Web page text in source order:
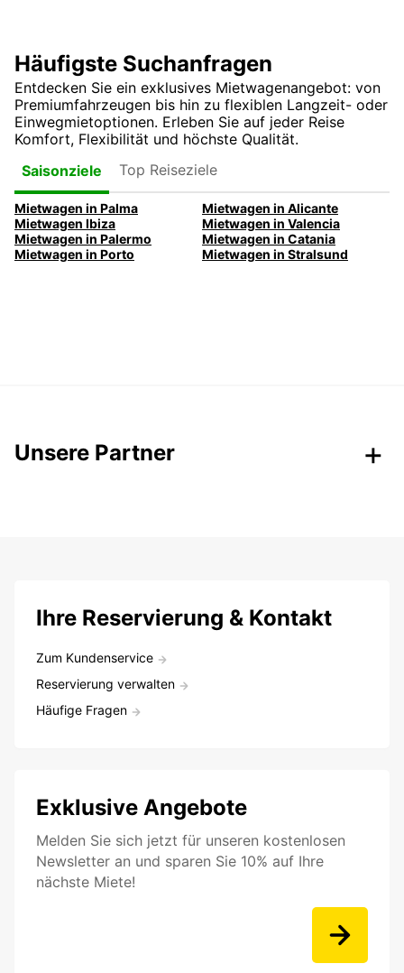
Häufigste Suchanfragen
Entdecken Sie ein exklusives Mietwagenangebot: von
Premiumfahrzeugen bis hin zu flexiblen Langzeit- oder
Einwegmietoptionen. Erleben Sie auf jeder Reise
Komfort, Flexibilität und höchste Qualität.
Saisonziele
Top Reiseziele
Mietwagen in Palma
Mietwagen in Alicante
Mietwagen Ibiza
Mietwagen in Valencia
Mietwagen in Palermo
Mietwagen in Catania
Mietwagen in Porto
Mietwagen in Stralsund
Unsere Partner
Ihre Reservierung & Kontakt
Zum Kundenservice
Reservierung verwalten
Häufige Fragen
Exklusive Angebote
Melden Sie sich jetzt für unseren kostenlosen
Newsletter an und sparen Sie 10% auf Ihre
nächste Miete!